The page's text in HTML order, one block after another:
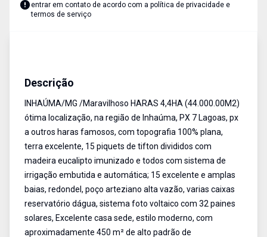
entrar em contato de acordo com a política de privacidade e
termos de serviço
Descrição
INHAÚMA/MG /Maravilhoso HARAS 4,4HA (44.000.00M2)
ótima localização, na região de Inhaúma, PX 7 Lagoas, px
a outros haras famosos, com topografia 100% plana,
terra excelente, 15 piquets de tifton divididos com
madeira eucalipto imunizado e todos com sistema de
irrigação embutida e automática; 15 excelente e amplas
baias, redondel, poço arteziano alta vazão, varias caixas
reservatório dágua, sistema foto voltaico com 32 paines
solares, Excelente casa sede, estilo moderno, com
aproximadamente 450 m² de alto padrão de